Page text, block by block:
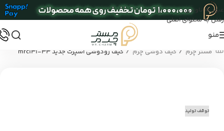
عبور به ناوبری
رفتن به محتوای اصلی
منو
مستر چرم / کیف دوشی چرم / کیف رودوشی اسپرت جدید mrc131-33
توقف تولید